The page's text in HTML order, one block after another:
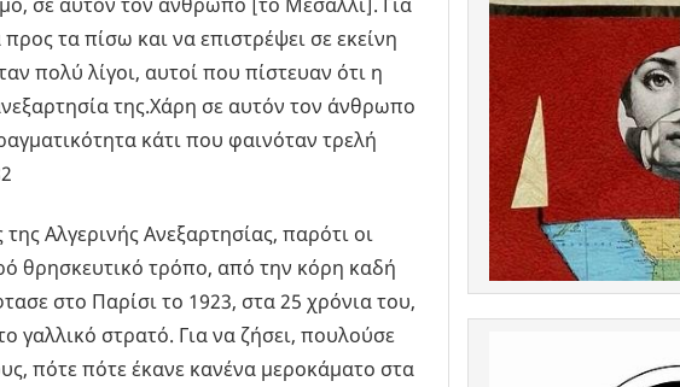
προς τα πίσω και να επιστρέψει σε εκείνη
πολύ λίγοι, αυτοί που πίστευαν ότι η
της.Χάρη σε αυτόν τον άνθρωπο
κάτι που φαινόταν τρελή
Αλγερινής Ανεξαρτησίας, παρότι οι
θρησκευτικό τρόπο, από την κόρη καδή
στο Παρίσι το 1923, στα 25 χρόνια του,
γαλλικό στρατό. Για να ζήσει, πουλούσε
πότε πότε έκανε κανένα μεροκάματο στα